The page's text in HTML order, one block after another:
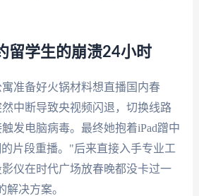
留学生的崩溃24小时
准备好火锅材料想直播国内春
中断导致央视频闪退，切换线路
发电脑病毒。最终她抱着iPad蹭中
片段重播。"后来直接入手专业工
仪在时代广场放春晚都没卡过一
决方案。